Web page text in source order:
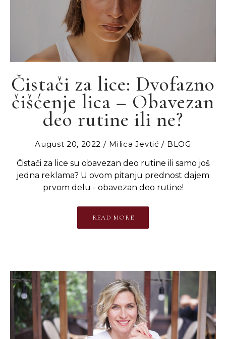
Čistači za lice: Dvofazno
čišćenje lica – Оbavezan
deo rutine ili ne?
August 20, 2022 Milica Jevtić
BLOG
Čistači za lice su obavezan deo rutine ili samo još
jedna reklama? U ovom pitanju prednost dajem
prvom delu - obavezan deo rutine!
READ MORE